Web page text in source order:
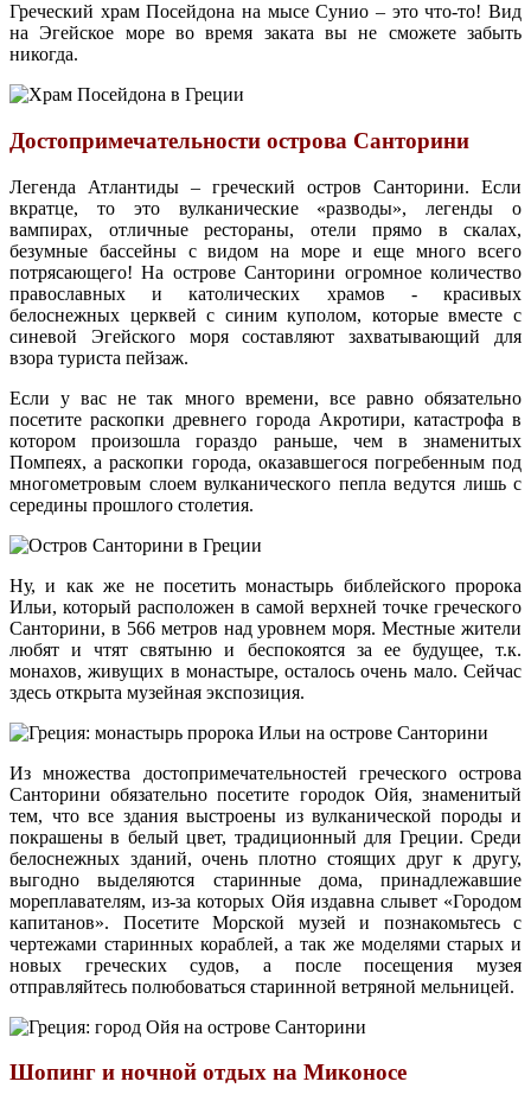
Греческий храм Посейдона на мысе Сунио – это что-то! Вид
на Эгейское море во время заката вы не сможете забыть
никогда.
Достопримечательности острова Санторини
Легенда Атлантиды – греческий остров Санторини. Если
вкратце, то это вулканические «разводы», легенды о
вампирах, отличные рестораны, отели прямо в скалах,
безумные бассейны с видом на море и еще много всего
потрясающего! На острове Санторини огромное количество
православных и католических храмов - красивых
белоснежных церквей с синим куполом, которые вместе с
синевой Эгейского моря составляют захватывающий для
взора туриста пейзаж.
Если у вас не так много времени, все равно обязательно
посетите раскопки древнего города Акротири, катастрофа в
котором произошла гораздо раньше, чем в знаменитых
Помпеях, а раскопки города, оказавшегося погребенным под
многометровым слоем вулканического пепла ведутся лишь с
середины прошлого столетия.
Ну, и как же не посетить монастырь библейского пророка
Ильи, который расположен в самой верхней точке греческого
Санторини, в 566 метров над уровнем моря. Местные жители
любят и чтят святыню и беспокоятся за ее будущее, т.к.
монахов, живущих в монастыре, осталось очень мало. Сейчас
здесь открыта музейная экспозиция.
Из множества достопримечательностей греческого острова
Санторини обязательно посетите городок Ойя, знаменитый
тем, что все здания выстроены из вулканической породы и
покрашены в белый цвет, традиционный для Греции. Среди
белоснежных зданий, очень плотно стоящих друг к другу,
выгодно выделяются старинные дома, принадлежавшие
мореплавателям, из-за которых Ойя издавна слывет «Городом
капитанов». Посетите Морской музей и познакомьтесь с
чертежами старинных кораблей, а так же моделями старых и
новых греческих судов, а после посещения музея
отправляйтесь полюбоваться старинной ветряной мельницей.
Шопинг и ночной отдых на Миконосе